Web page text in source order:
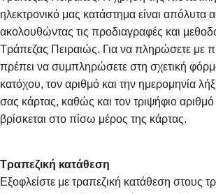
ηλεκτρονικό μας κατάστημα είναι απόλυτα
ακολουθώντας τις προδιαγραφές και
Τράπεζας Πειραιώς. Για να πληρώσετε με
πρέπει να συμπληρώσετε στη σχετική
κατόχου, τον αριθμό και την ημερομηνία
σας κάρτας, καθώς και τον τριψήφιο
βρίσκεται στο πίσω μέρος της κάρτας.
Τραπεζική κατάθεση
Εξοφλείστε με τραπεζική κατάθεση στους